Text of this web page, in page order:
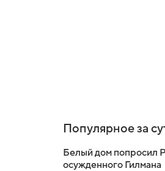
Популярное за
Белый дом попросил
осужденного Гилмана